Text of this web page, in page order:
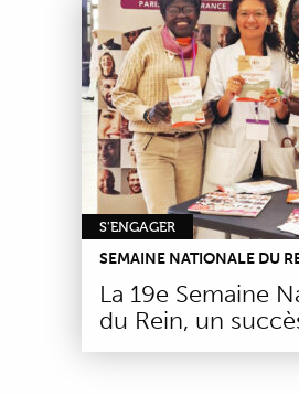
S'ENGAGER
SEMAINE NATIONALE DU
La 19e Semaine
du Rein, un